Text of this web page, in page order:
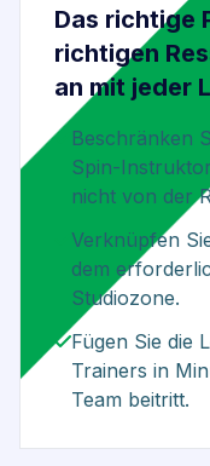
Das richtige
richtigen
an mit jeder
Beschränken
Spin-
nicht von der
Verknüpfen
dem
Studiozone.
Fügen Sie die
Trainers in
Team beitritt.